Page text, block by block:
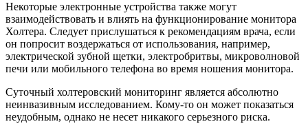
Некоторые электронные устройства также могут
взаимодействовать и влиять на функционирование монитора
Холтера. Следует прислушаться к рекомендациям врача, если
он попросит воздержаться от использования, например,
электрической зубной щетки, электробритвы, микроволновой
печи или мобильного телефона во время ношения монитора.
Суточный холтеровский мониторинг является абсолютно
неинвазивным исследованием. Кому-то он может показаться
неудобным, однако не несет никакого серьезного риска.